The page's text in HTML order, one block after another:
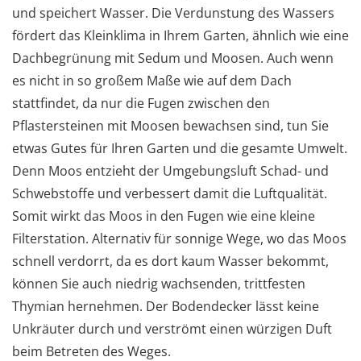
und speichert Wasser. Die Verdunstung des Wassers
fördert das Kleinklima in Ihrem Garten, ähnlich wie eine
Dachbegrünung mit Sedum und Moosen. Auch wenn
es nicht in so großem Maße wie auf dem Dach
stattfindet, da nur die Fugen zwischen den
Pflastersteinen mit Moosen bewachsen sind, tun Sie
etwas Gutes für Ihren Garten und die gesamte Umwelt.
Denn Moos entzieht der Umgebungsluft Schad- und
Schwebstoffe und verbessert damit die Luftqualität.
Somit wirkt das Moos in den Fugen wie eine kleine
Filterstation. Alternativ für sonnige Wege, wo das Moos
schnell verdorrt, da es dort kaum Wasser bekommt,
können Sie auch niedrig wachsenden, trittfesten
Thymian hernehmen. Der Bodendecker lässt keine
Unkräuter durch und verströmt einen würzigen Duft
beim Betreten des Weges.